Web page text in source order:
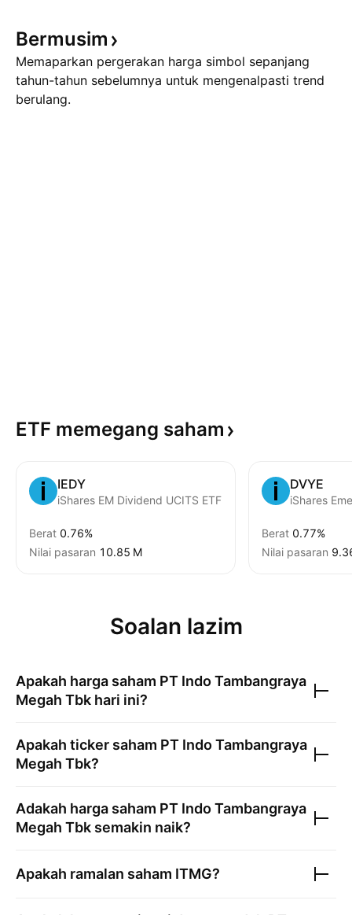
Bermusim
Memaparkan pergerakan harga simbol sepanjang
tahun-tahun sebelumnya untuk mengenalpasti trend
berulang.
ETF memegang saham
IEDY
iShares EM Dividend UCITS ETF
Berat 0.76%
Nilai pasaran ‪10.85 M‬
DVYE
Berat 0.77%
Nilai pasaran
Soalan lazim
Apakah harga saham PT Indo Tambangraya
Megah Tbk hari ini?
Apakah ticker saham PT Indo Tambangraya
Megah Tbk?
Adakah harga saham PT Indo Tambangraya
Megah Tbk semakin naik?
Apakah ramalan saham ITMG?